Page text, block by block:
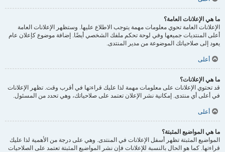
ما هي الإعلانات العامة؟
الإعلانات العامة تحوي معلومات مهمة يتوجب الاطلاع عليها. وستظهر الإعلانات العامة
أعلى المنتديات جميعها وفي لوحة تحكم ملفك الشخصي أيضًا. إضافة موضوع كإعلان عام
يعود إلى صلاحياتك الموضوعة من مدير المنتدى.
أعلى
ما هي الإعلانات؟
قد تحتوي الإعلانات على معلومات مهمة لذا عليك قراءتها في أقرب وقت. تظهر الإعلانات
في أعلى أي منتدى. إمكانية نشر الإعلان تعتمد على صلاحياتك، وهي تحدد من المسئول.
أعلى
ما هي المواضيع المثبتة؟
المواضيع المثبتة تظهر أسفل الإعلانات في المنتدى. وهي على درجة من الأهمية لذا عليك
قراءتها. كما هو الحال بالنسبة للإعلانات فإن نشر المواضيع المثبتة تعتمد على الصلاحيات